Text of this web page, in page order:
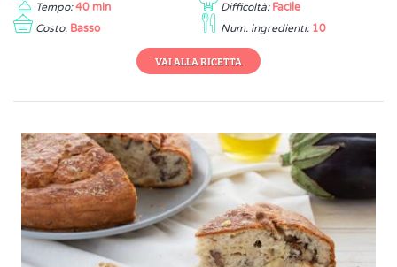
Tempo: 40 min Difficoltà: Facile
Costo: Basso Num. ingredienti: 10
VAI ALLA RICETTA